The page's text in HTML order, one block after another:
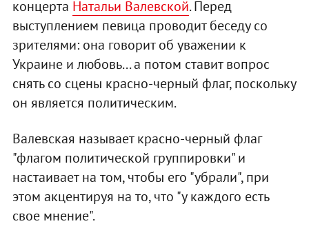
концерта Натальи Валевской. Перед
выступлением певица проводит беседу со
зрителями: она говорит об уважении к
Украине и любовь... а потом ставит вопрос
снять со сцены красно-черный флаг, поскольку
он является политическим.
Валевская называет красно-черный флаг
"флагом политической группировки" и
настаивает на том, чтобы его "убрали", при
этом акцентируя на то, что "у каждого есть
свое мнение".